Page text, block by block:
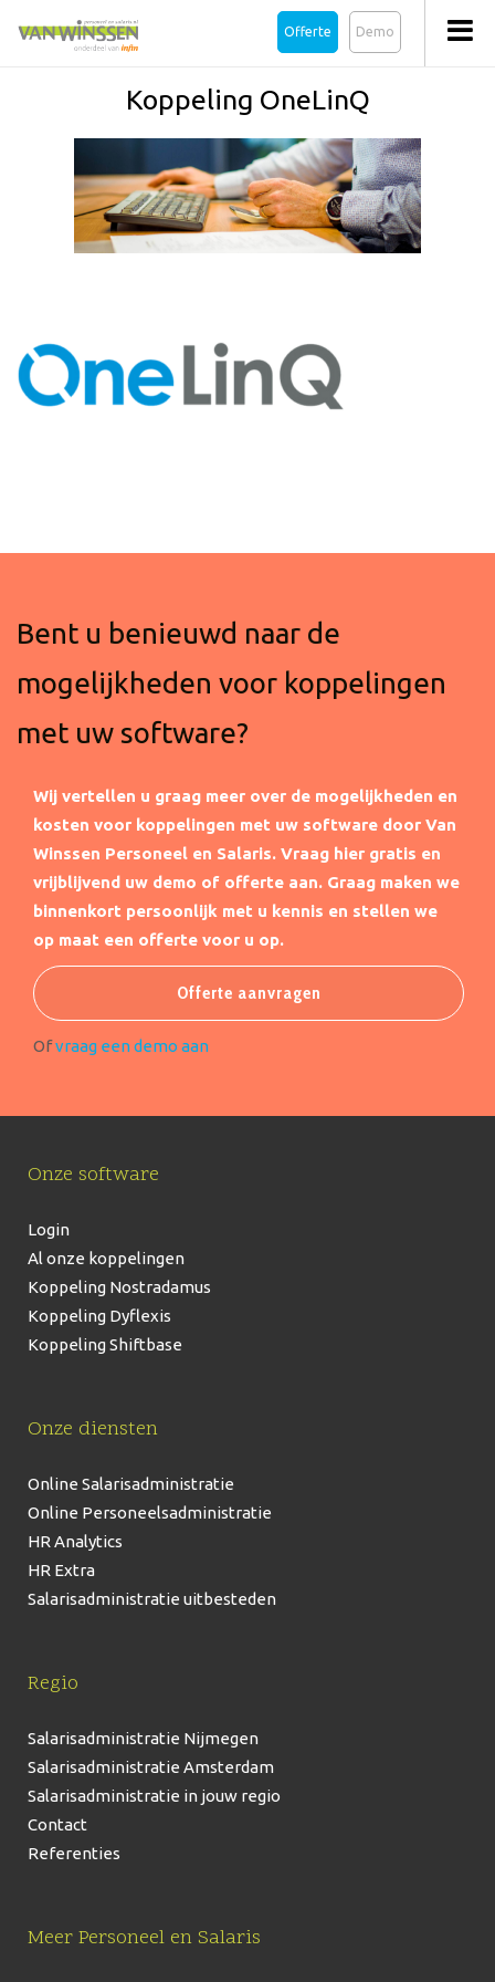
Demo
Offerte
Koppeling OneLinQ
Bent u benieuwd naar de
mogelijkheden voor koppelingen
met uw software?
Wij vertellen u graag meer over de mogelijkheden en
kosten voor koppelingen met uw software door Van
Winssen Personeel en Salaris. Vraag hier gratis en
vrijblijvend uw demo of offerte aan. Graag maken we
binnenkort persoonlijk met u kennis en stellen we
op maat een offerte voor u op.
Offerte aanvragen
Ofvraag een demo aan
Onze software
Login
Al onze koppelingen
Koppeling Nostradamus
Koppeling Dyflexis
Koppeling Shiftbase
Onze diensten
Online Salarisadministratie
Online Personeelsadministratie
HR Analytics
HR Extra
Salarisadministratie uitbesteden
Regio
Salarisadministratie Nijmegen
Salarisadministratie Amsterdam
Salarisadministratie in jouw regio
Contact
Referenties
Meer Personeel en Salaris